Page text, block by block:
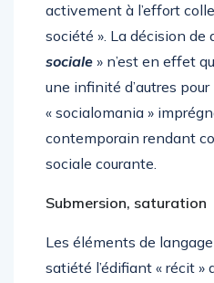
activement à l’effort
société ». La décision de
sociale » n’est en effet
une infinité d’autres
« socialomania »
contemporain rendant
sociale courante.
Submersion, saturation
Les éléments de
satiété l’édifiant « récit »